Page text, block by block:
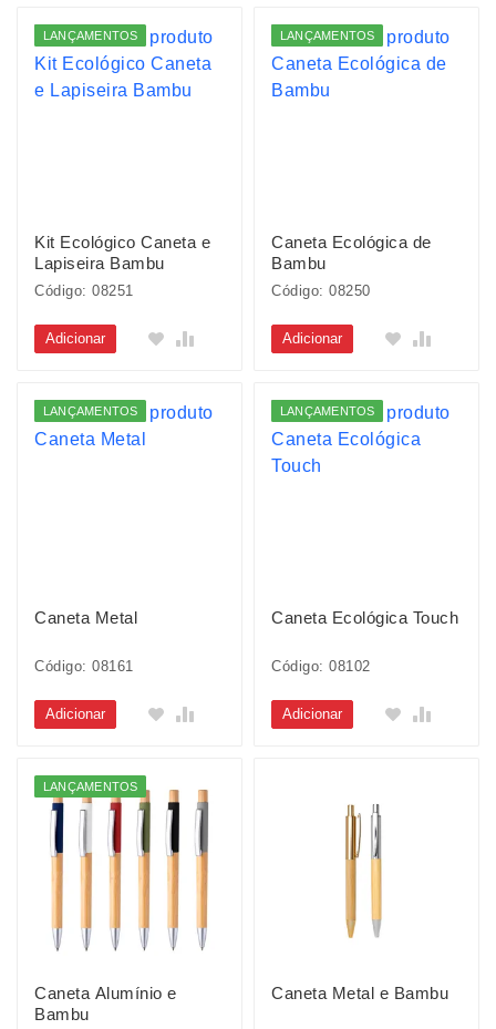
LANÇAMENTOS
Kit Ecológico Caneta e
Lapiseira Bambu
Código: 08251
Adicionar
LANÇAMENTOS
Caneta Ecológica de
Bambu
Código: 08250
Adicionar
LANÇAMENTOS
Caneta Metal
Código: 08161
Adicionar
LANÇAMENTOS
Caneta Ecológica Touch
Código: 08102
Adicionar
LANÇAMENTOS
Caneta Alumínio e
Bambu
Caneta Metal e Bambu